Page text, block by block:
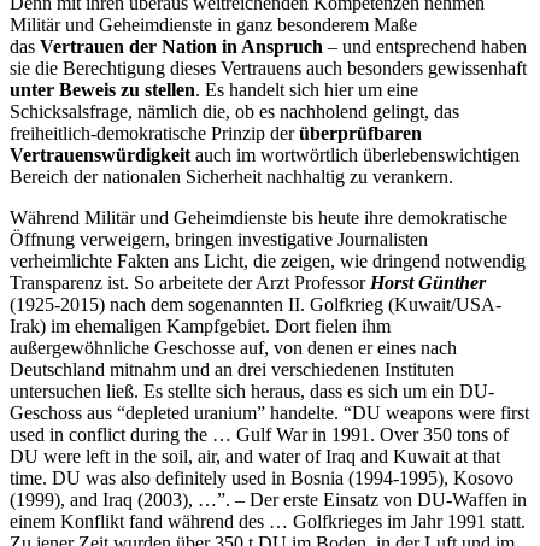
Militär und Geheimdienste in ganz besonderem Maße
das Vertrauen der Nation in Anspruch – und entsprechend haben
sie die Berechtigung dieses Vertrauens auch besonders gewissenhaft
unter Beweis zu stellen. Es handelt sich hier um eine
Schicksalsfrage, nämlich die, ob es nachholend gelingt, das
freiheitlich-demokratische Prinzip derüberprüfbaren
Vertrauenswürdigkeit auch im wortwörtlich überlebenswichtigen
Bereich der nationalen Sicherheit nachhaltig zu verankern.
Während Militär und Geheimdienste bis heute ihre demokratische
Öffnung verweigern, bringen investigative Journalisten
verheimlichte Fakten ans Licht, die zeigen, wie dringend notwendig
Transparenz ist. So arbeitete der Arzt Professor Horst Günther
(1925-2015) nach dem sogenannten II. Golfkrieg (Kuwait/USA-
Irak) im ehemaligen Kampfgebiet. Dort fielen ihm
außergewöhnliche Geschosse auf, von denen er eines nach
Deutschland mitnahm und an drei verschiedenen Instituten
untersuchen ließ. Es stellte sich heraus, dass es sich um ein DU-
Geschoss aus “depleted uranium” handelte. “DU weapons were first
used in conflict during the … Gulf War in 1991. Over 350 tons of
DU were left in the soil, air, and water of Iraq and Kuwait at that
time. DU was also definitely used in Bosnia (1994-1995), Kosovo
(1999), and Iraq (2003), …”. – Der erste Einsatz von DU-Waffen in
einem Konflikt fand während des … Golfkrieges im Jahr 1991 statt.